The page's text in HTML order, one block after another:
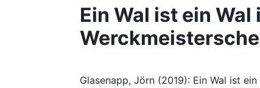
Ein Wal ist ein Wal
Glasenapp, Jörn (2019): Ein Wal ist